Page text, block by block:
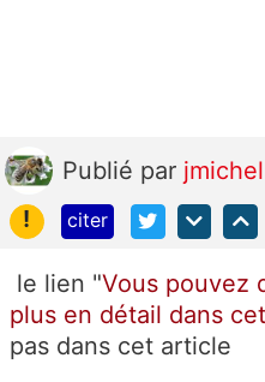
Publié par jmichel
!
citer
le lien "Vous pouvez
plus en détail dans
pas dans cet article